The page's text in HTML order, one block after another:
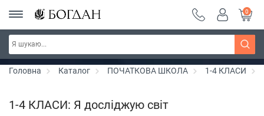
РОЗПРОДАЖ ~ 150 грн ~ 200 грн ~ 250 грн ~
300 грн ~ РОЗПРОДАЖ
Дізнатись більше
0
Головна Каталог ПОЧАТКОВА ШКОЛА 1-4 КЛАСИ
1-4 КЛАСИ: Я досліджую світ